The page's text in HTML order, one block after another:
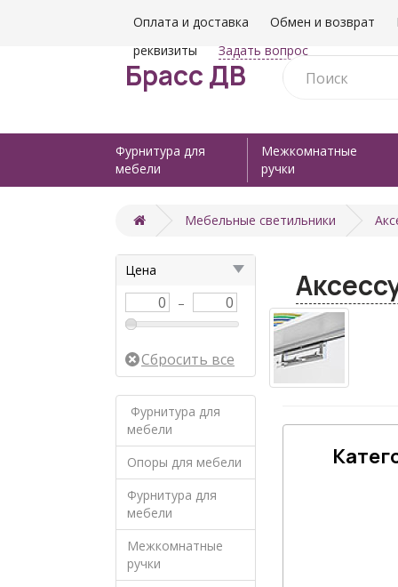
Оплата и доставка Обмен и возврат
реквизиты
Задать вопрос
Брасс ДВ
Фурнитура для
мебели
Межкомнатные
ручки
Мебельные светильники
Цена
–
Фурнитура для
мебели
Опоры для мебели
Фурнитура для
мебели
Межкомнатные
ручки